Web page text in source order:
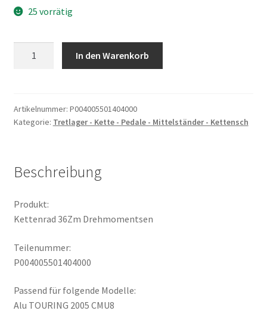
25 vorrätig
In den Warenkorb
Artikelnummer: P004005501404000
Kategorie: Tretlager - Kette - Pedale - Mittelständer - Kettensch
Beschreibung
Produkt:
Kettenrad 36Zm Drehmomentsen
Teilenummer:
P004005501404000
Passend für folgende Modelle:
Alu TOURING 2005 CMU8